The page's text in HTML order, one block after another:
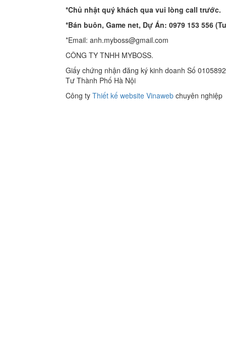
*Chủ nhật quý khách qua vui lòng call trước.
*Bán buôn, Game net, Dự Án: 0979 153 556
*Email: anh.myboss@gmail.com
CÔNG TY TNHH MYBOSS.
Giấy chứng nhận đăng ký kinh doanh Số
Tư Thành Phố Hà Nội
Công ty Thiết kế website Vinaweb chuyên nghiệp